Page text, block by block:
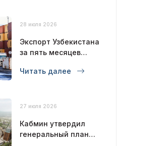
28 июля 2026
Экспорт Узбекистана
за пять месяцев
долларов
Читать далее
27 июля 2026
Кабмин утвердил
генеральный план